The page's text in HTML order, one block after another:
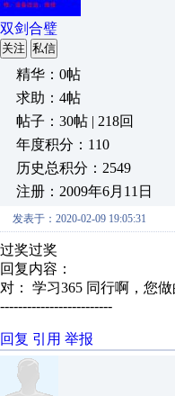
双剑合璧
关注 私信
精华：0帖
求助：4帖
帖子：30帖 | 218回
年度积分：110
历史总积分：2549
注册：2009年6月11日
发表于：2020-02-09 19:05:31
过奖过奖
回复内容：
对： 学习365 同行啊，您
-------------------------
回复 引用 举报